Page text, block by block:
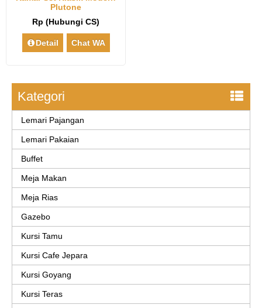
Plutone
Rp (Hubungi CS)
Detail Chat WA
Kategori
Lemari Pajangan
Lemari Pakaian
Buffet
Meja Makan
Meja Rias
Gazebo
Kursi Tamu
Kursi Cafe Jepara
Kursi Goyang
Kursi Teras